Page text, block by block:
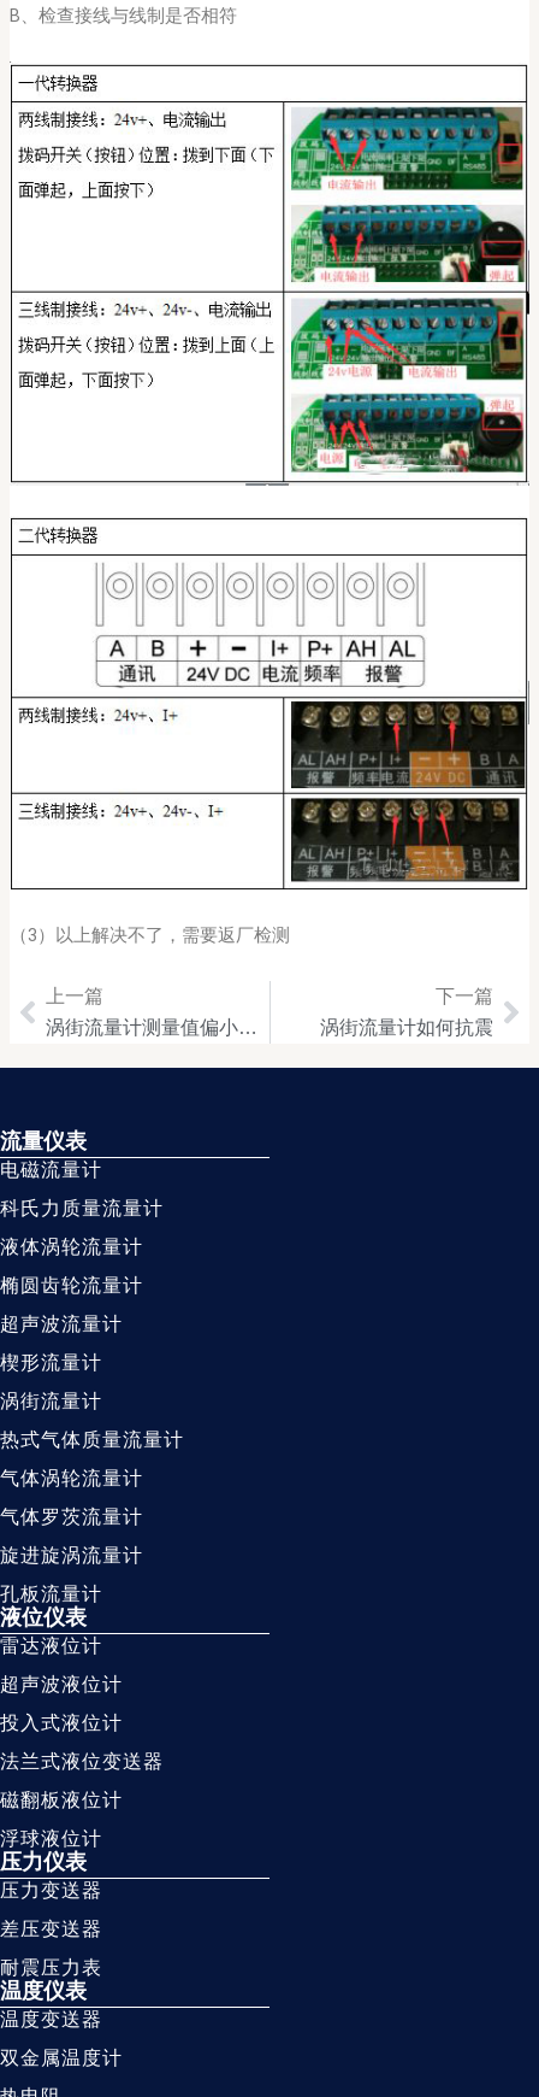
B、检查接线与线制是否相符
（3）以上解决不了，需要返厂检测
Prev
上一篇
涡街流量计测量值偏小或不显示分析
下一篇
涡街流量计如何抗震
流量仪表
电磁流量计
科氏力质量流量计
液体涡轮流量计
椭圆齿轮流量计
超声波流量计
楔形流量计
涡街流量计
热式气体质量流量计
气体涡轮流量计
气体罗茨流量计
旋进旋涡流量计
孔板流量计
液位仪表
雷达液位计
超声波液位计
投入式液位计
法兰式液位变送器
磁翻板液位计
浮球液位计
压力仪表
压力变送器
差压变送器
耐震压力表
温度仪表
温度变送器
双金属温度计